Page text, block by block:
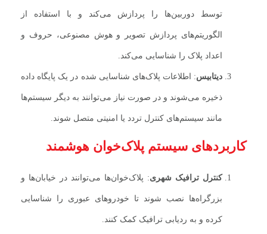
توسط دوربین‌ها را پردازش می‌کند و با استفاده از
الگوریتم‌های پردازش تصویر و هوش مصنوعی، حروف و
اعداد پلاک را شناسایی می‌کند.
دیتابیس: اطلاعات پلاک‌های شناسایی شده در یک پایگاه داده
ذخیره می‌شوند و در صورت نیاز می‌توانند به دیگر سیستم‌ها
مانند سیستم‌های کنترل تردد یا امنیتی متصل شوند.
کاربردهای سیستم پلاک‌خوان هوشمند
کنترل ترافیک شهری: پلاک‌خوان‌ها می‌توانند در خیابان‌ها و
بزرگراه‌ها نصب شوند تا خودروهای عبوری را شناسایی
کرده و به ردیابی ترافیک کمک کنند.